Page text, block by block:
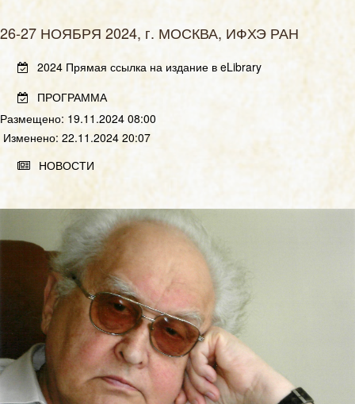
26-27 НОЯБРЯ 2024, г. МОСКВА, ИФХЭ РАН
2024 Прямая ссылка на издание в eLibrary
ПРОГРАММА
Размещено: 19.11.2024 08:00
Изменено: 22.11.2024 20:07
НОВОСТИ